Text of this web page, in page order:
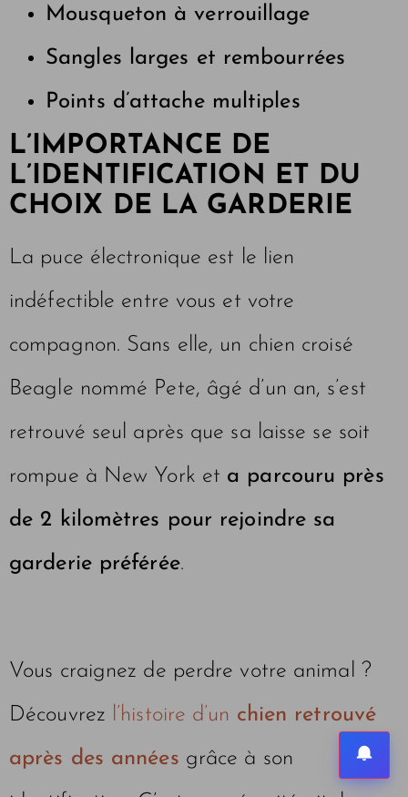
Mousqueton à verrouillage
Sangles larges et rembourrées
Points d’attache multiples
L’IMPORTANCE DE
L’IDENTIFICATION ET DU
CHOIX DE LA GARDERIE
La puce électronique est le lien
indéfectible entre vous et votre
compagnon. Sans elle, un chien croisé
Beagle nommé Pete, âgé d’un an, s’est
retrouvé seul après que sa laisse se soit
rompue à New York et a parcouru près
de 2 kilomètres pour rejoindre sa
garderie préférée.
Vous craignez de perdre votre animal ?
Découvrez l’histoire d’un chien retrouvé
après des années grâce à son